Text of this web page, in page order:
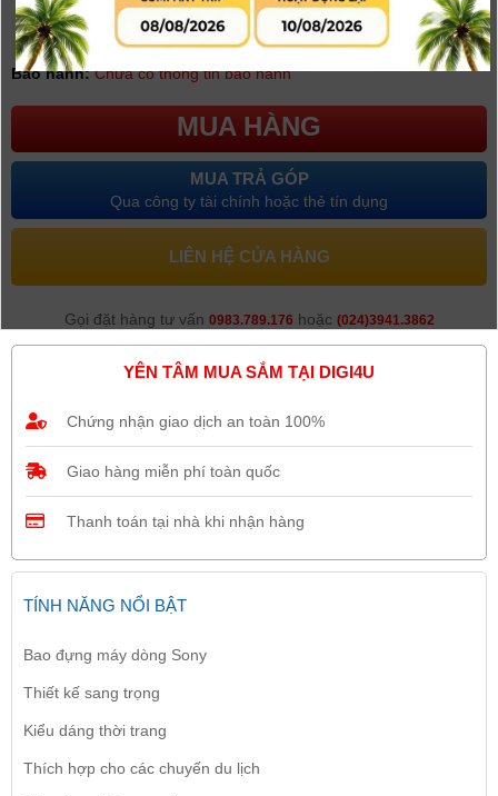
Giá khuyến mại: 100.000đ [Giá chưa bao gồm VAT]
Bảo hành: Chưa có thông tin bảo hành
MUA HÀNG
MUA TRẢ GÓP
Qua công ty tài chính hoặc thẻ tín dụng
LIÊN HỆ CỬA HÀNG
Gọi đặt hàng tư vấn 0983.789.176 hoặc (024)3941.3862
YÊN TÂM MUA SẮM TẠI DIGI4U
Chứng nhận giao dịch an toàn 100%
Giao hàng miễn phí toàn quốc
Thanh toán tại nhà khi nhận hàng
TÍNH NĂNG NỔI BẬT
Bao đựng máy dòng Sony
Thiết kế sang trọng
Kiểu dáng thời trang
Thích hợp cho các chuyến du lịch